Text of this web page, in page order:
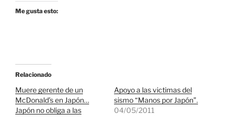
Me gusta esto:
Relacionado
Muere gerente de un
McDonald’s en Japón…
Japón no obliga a las
Apoyo a las victimas del
sismo “Manos por Japón”.
04/05/2011